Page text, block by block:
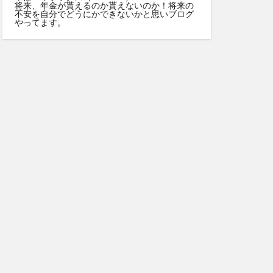
将来、年金が貰えるのか貰えないのか！将来の
不安を自分でどうにかできないかと思いブログ
やってます。